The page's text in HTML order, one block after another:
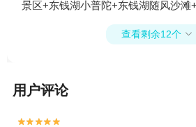
景区+东钱湖小普陀+东钱湖随风沙滩
南塘老街+东钱湖山水汤泉乐园+东钱
+天一阁+东钱湖星际谷乐园+东钱湖旅
度假区鹿山茶园1日游
查看剩余12个 
用户评论

